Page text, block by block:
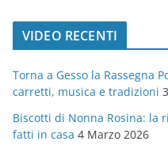
t
o
r
i
e
VIDEO RECENTI
Torna a Gesso la Rassegna
carretti, musica e tradizioni
Biscotti di Nonna Rosina: la
fatti in casa 4 Marzo 2026